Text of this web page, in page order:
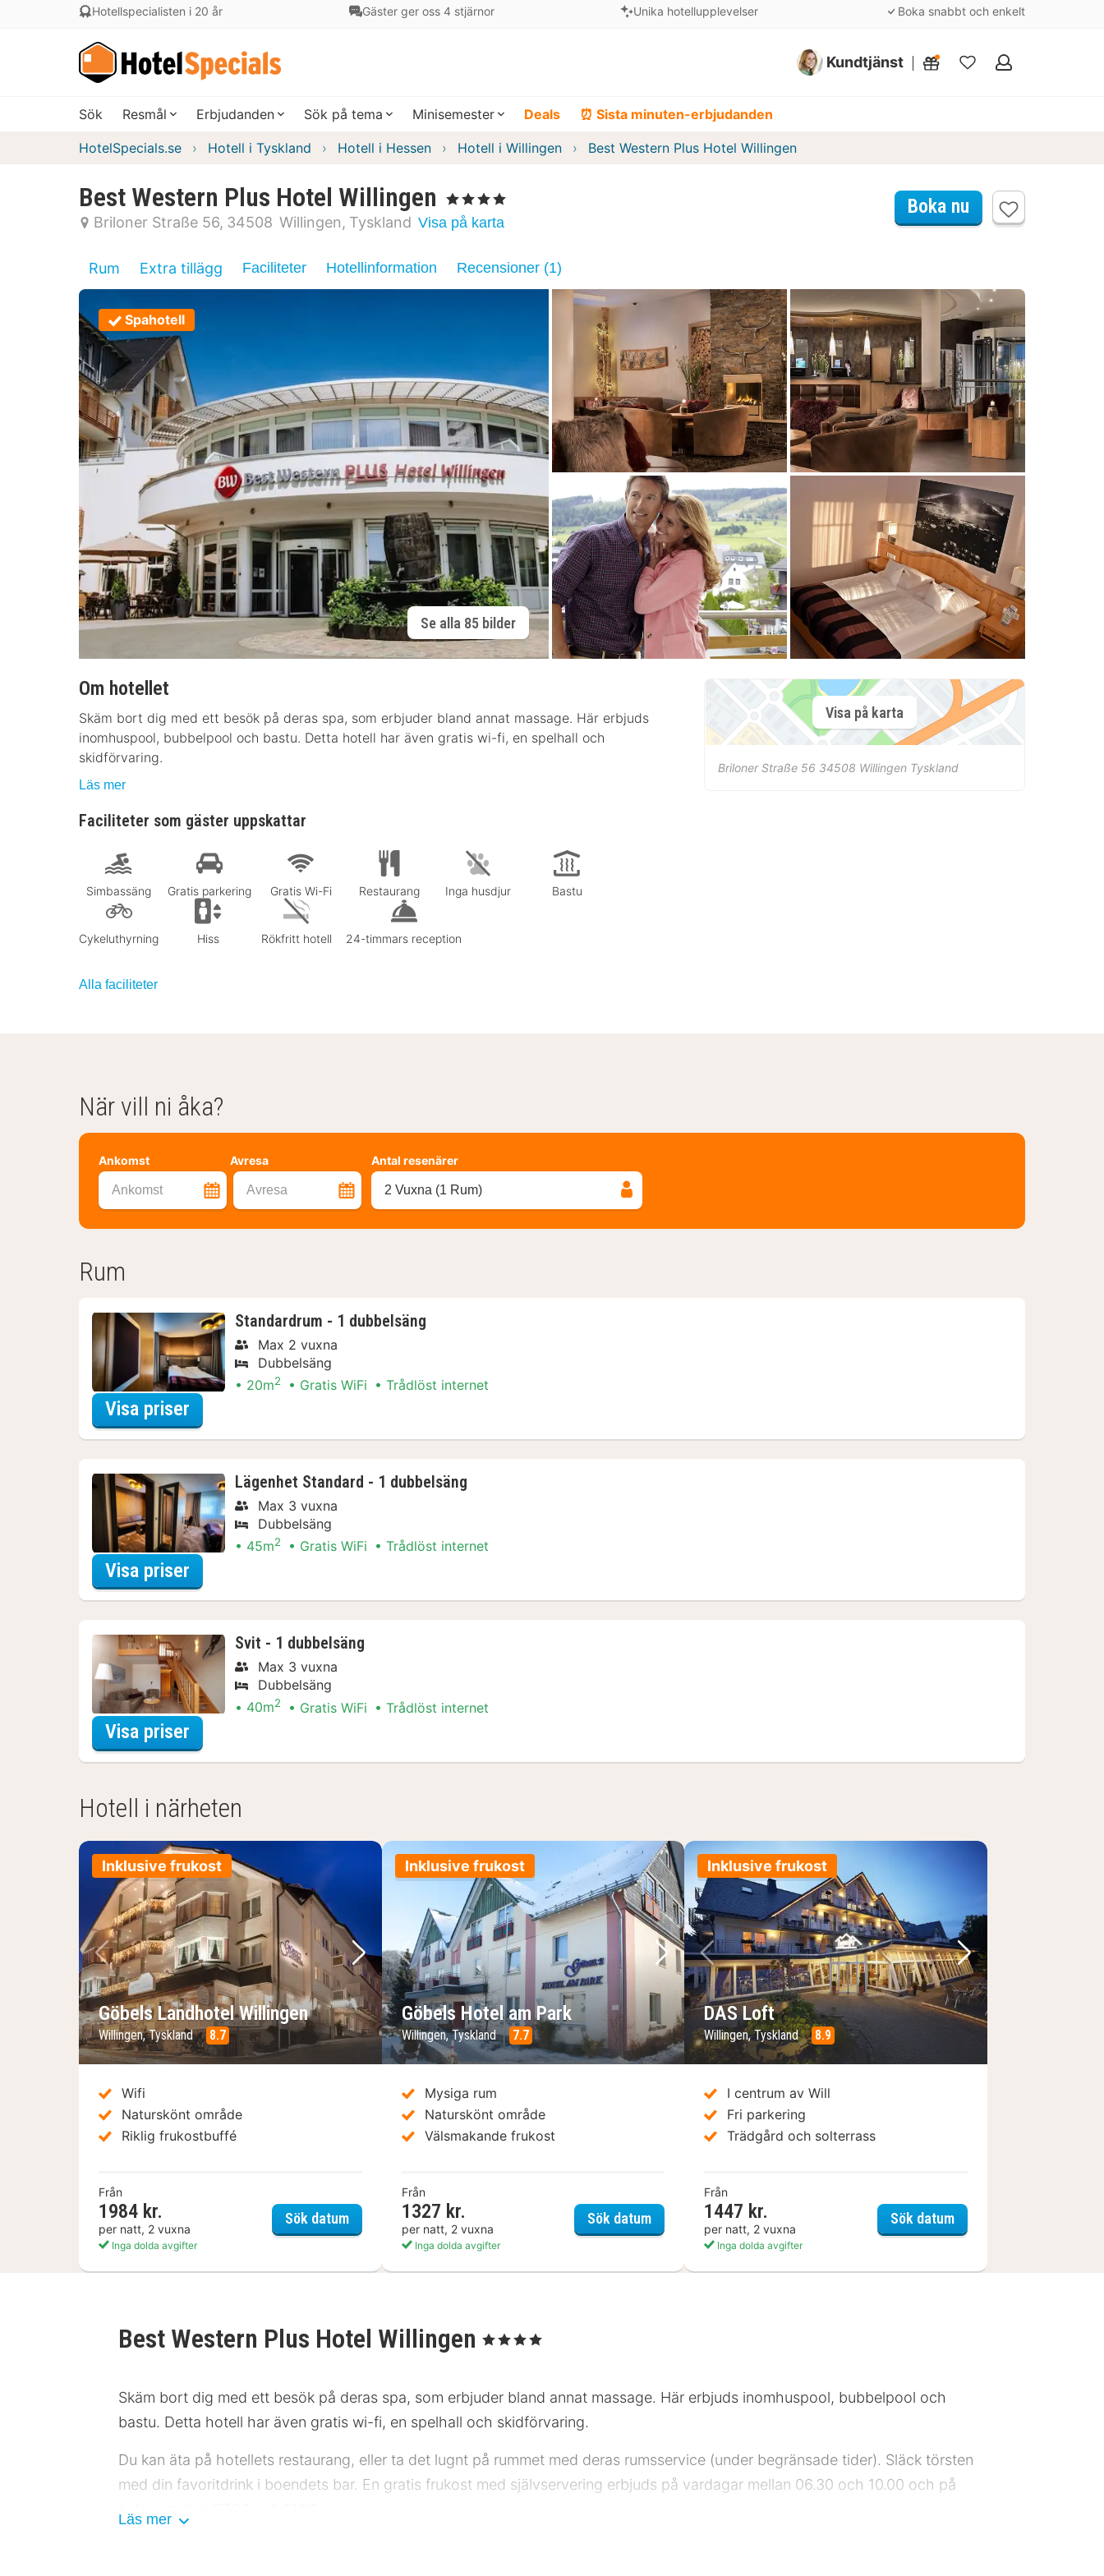
Hotellspecialisten i 20 år Gäster ger oss 4 stjärnor Unika hotellupplevelser Boka snabbt och enkelt
Kundtjänst
Mina
Sök Resmål Erbjudanden Sök på tema Minisemester Deals ⏰ Sista minuten-erbjudanden
HotelSpecials.se Hotell i Tyskland Hotell i Hessen Hotell i Willingen Best Western Plus Hotel Willingen
Best Western Plus Hotel Willingen , 4 Stjärnor
Briloner Straße 56 34508 Willingen Tyskland Visa på karta
Boka nu
Rum Extra tillägg Faciliteter Hotellinformation Recensioner (1)
Spahotell
Se alla 85 bilder
Om hotellet
Skäm bort dig med ett besök på deras spa, som erbjuder bland annat massage. Här erbjuds
inomhuspool, bubbelpool och bastu. Detta hotell har även gratis wi-fi, en spelhall och
skidförvaring.
Läs mer
Faciliteter som gäster uppskattar
Simbassäng Gratis parkering Gratis Wi-Fi Restaurang Inga husdjur Bastu
Cykeluthyrning Hiss Rökfritt hotell 24-timmars reception
Alla faciliteter
Visa på karta
Briloner Straße 56 34508 Willingen Tyskland
När vill ni åka?
Ankomst Avresa
Ankomst Avresa
Antal resenärer
2 Vuxna (1 Rum)
Rum
Standardrum - 1 dubbelsäng
Max 2 vuxna
Dubbelsäng
20m2 Gratis WiFi Trådlöst internet
Visa priser
Lägenhet Standard - 1 dubbelsäng
Max 3 vuxna
Dubbelsäng
45m2 Gratis WiFi Trådlöst internet
Visa priser
Svit - 1 dubbelsäng
Max 3 vuxna
Dubbelsäng
40m2 Gratis WiFi Trådlöst internet
Visa priser
Hotell i närheten
Inklusive frukost
Föregående bild
Nästa bild
Göbels Landhotel Willingen
Willingen, Tyskland 8.7
Wifi
Naturskönt område
Riklig frukostbuffé
Från
1984 kr.
per natt, 2 vuxna
Inga dolda avgifter
Sök datumGöbels Landhotel Willingen
Inklusive frukost
Föregående bild
Nästa bild
Göbels Hotel am Park
Willingen, Tyskland 7.7
Mysiga rum
Naturskönt område
Välsmakande frukost
Från
1327 kr.
per natt, 2 vuxna
Inga dolda avgifter
Sök datumGöbels Hotel am Park
Inklusive frukost
Föregående bild
Nästa bild
DAS Loft
Willingen, Tyskland 8.9
I centrum av Will
Fri parkering
Trädgård och solterrass
Från
1447 kr.
per natt, 2 vuxna
Inga dolda avgifter
Sök datumDAS Loft
Best Western Plus Hotel Willingen , 4 Stjärnor
Skäm bort dig med ett besök på deras spa, som erbjuder bland annat massage. Här erbjuds inomhuspool, bubbelpool och
bastu. Detta hotell har även gratis wi-fi, en spelhall och skidförvaring.
Du kan äta på hotellets restaurang, eller ta det lugnt på rummet med deras rumsservice (under begränsade tider). Släck törsten
med din favoritdrink i boendets bar. En gratis frukost med självservering erbjuds på vardagar mellan 06.30 och 10.00 och på
Läs mer